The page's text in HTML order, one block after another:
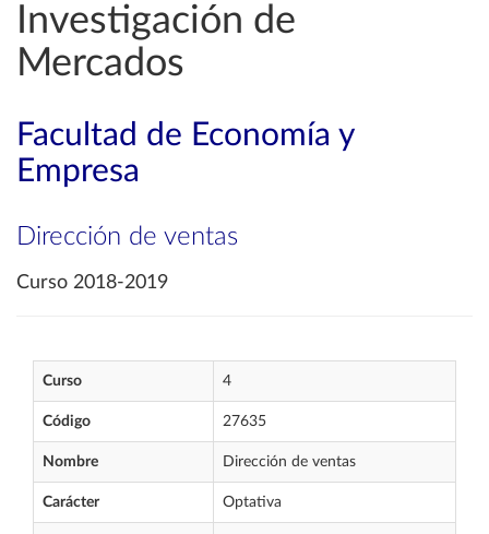
Investigación de
Mercados
Facultad de Economía y
Empresa
Dirección de ventas
Curso 2018-2019
Curso 4
Código 27635
Nombre Dirección de ventas
Carácter Optativa